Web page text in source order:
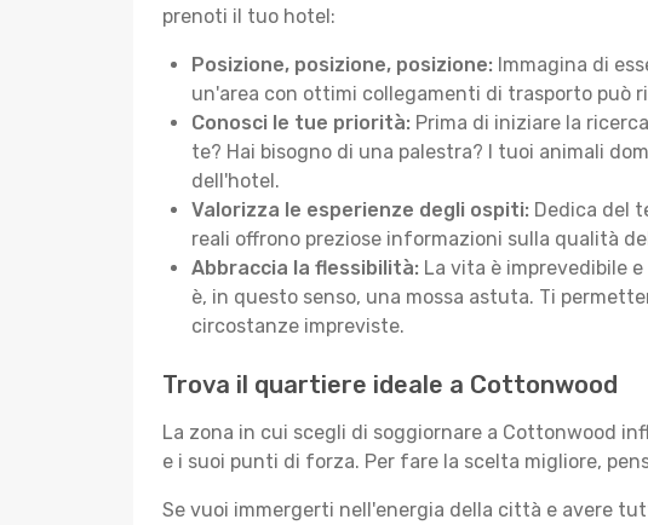
prenoti il tuo hotel:
Posizione, posizione, posizione: Immagina di
un'area con ottimi collegamenti di trasporto può
Conosci le tue priorità: Prima di iniziare la
te? Hai bisogno di una palestra? I tuoi animali
dell'hotel.
Valorizza le esperienze degli ospiti: Dedica del
reali offrono preziose informazioni sulla qualità
Abbraccia la flessibilità: La vita è imprevedibile
è, in questo senso, una mossa astuta. Ti
circostanze impreviste.
Trova il quartiere ideale a Cottonwood
La zona in cui scegli di soggiornare a Cottonwood
e i suoi punti di forza. Per fare la scelta migliore,
Se vuoi immergerti nell'energia della città e avere